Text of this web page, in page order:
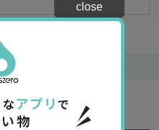
4.3 3レビュー
close